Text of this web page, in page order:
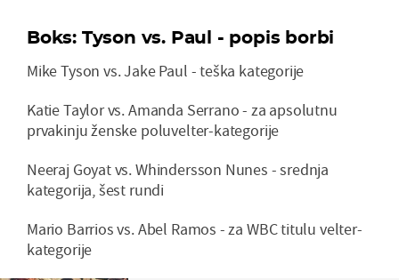
Boks: Tyson vs. Paul - popis borbi
Mike Tyson vs. Jake Paul - teška kategorije
Katie Taylor vs. Amanda Serrano - za apsolutnu
prvakinju ženske poluvelter-kategorije
Neeraj Goyat vs. Whindersson Nunes - srednja
kategorija, šest rundi
Mario Barrios vs. Abel Ramos - za WBC titulu velter-
kategorije